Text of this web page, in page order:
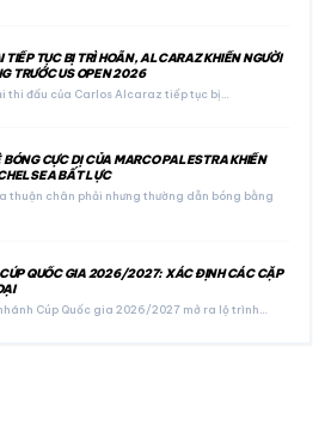
TIẾP TỤC BỊ TRÌ HOÃN, ALCARAZ KHIẾN NGƯỜI
TRƯỚC US OPEN 2026
thi đấu của Carlos Alcaraz tiếp tục bị…
BÓNG CỰC DỊ CỦA MARCO PALESTRA KHIẾN
BẤT LỰC
thuận chân phải nhưng thường dẫn bóng bằng
QUỐC GIA 2026/2027: XÁC ĐỊNH CÁC CẶP
Cúp Quốc gia 2026/2027 mở ra lộ trình…